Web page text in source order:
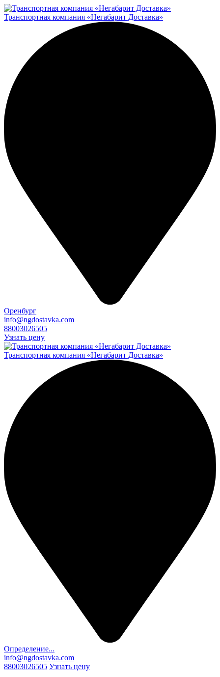
Транспортная компания «Негабарит Доставка»
Оренбург
info@ngdostavka.com
88003026505
Узнать цену
Транспортная компания «Негабарит Доставка»
Определение...
info@ngdostavka.com
88003026505 Узнать цену